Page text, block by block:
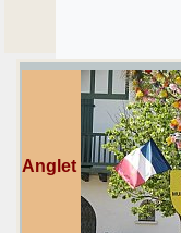
Anglet